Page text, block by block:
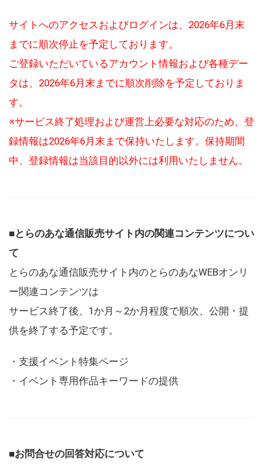
サイトへのアクセスおよびログインは、2026年6月末
までに順次停止を予定しております。
ご登録いただいているアカウント情報および各種デー
タは、2026年6月末までに順次削除を予定しておりま
す。
※サービス終了処理および運営上必要な対応のため、登
録情報は2026年6月末まで保持いたします。保持期間
中、登録情報は当該目的以外には利用いたしません。
■とらのあな通信販売サイト内の関連コンテンツについ
て
とらのあな通信販売サイト内のとらのあなWEBオンリ
ー関連コンテンツは
サービス終了後、1か月～2か月程度で順次、公開・提
供を終了する予定です。
・支援イベント特集ページ
・イベント専用作品キーワードの提供
■お問合せの回答対応について